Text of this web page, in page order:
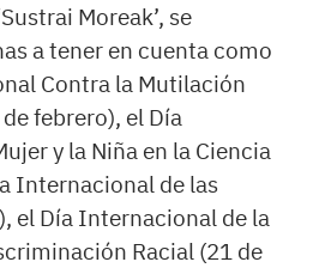
Moreak’, se
a tener en cuenta como
Contra la Mutilación
febrero), el Día
y la Niña en la Ciencia
Internacional de las
el Día Internacional de la
Racial (21 de